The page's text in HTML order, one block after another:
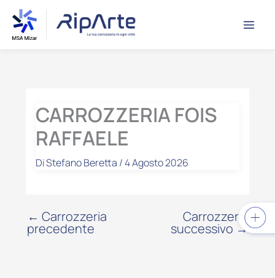
contenuto
contenuto
CARROZZERIA FOIS
RAFFAELE
DiStefano Beretta /4 Agosto 2026
← Carrozzeria
precedente
Carrozzeria
successivo →